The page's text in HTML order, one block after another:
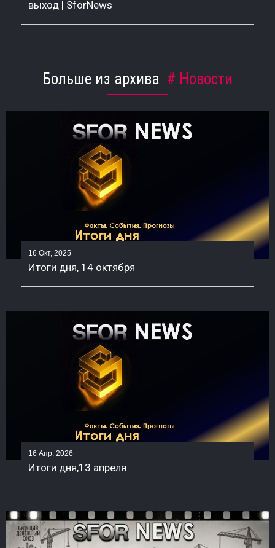
выход | SforNews
Больше из архива Новости
16 Окт, 2025
Итоги дня, 14 октября
16 Апр, 2026
Итоги дня,13 апреля